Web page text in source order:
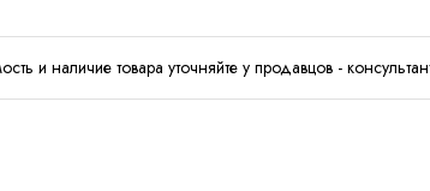
и наличие товара уточняйте у продавцов -